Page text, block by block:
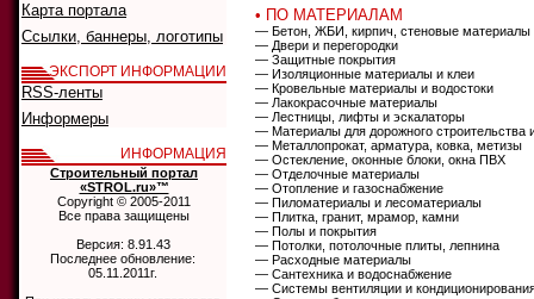
• ПО МАТЕРИАЛАМ
— Бетон, ЖБИ, кирпич, стеновые материалы
— Двери и перегородки
— Защитные покрытия
— Изоляционные материалы и клеи
— Кровельные материалы и водостоки
— Лакокрасочные материалы
— Лестницы, лифты и эскалаторы
— Материалы для дорожного строительства
— Металлопрокат, арматура, ковка, метизы
— Остекление, оконные блоки, окна ПВХ
— Отделочные материалы
— Отопление и газоснабжение
— Пиломатериалы и лесоматериалы
— Плитка, гранит, мрамор, камни
— Полы и покрытия
— Потолки, потолочные плиты, лепнина
— Расходные материалы
— Сантехника и водоснабжение
— Системы вентиляции и
Карта портала
Ссылки, баннеры, логотипы
ЭКСПОРТ ИНФОРМАЦИИ
RSS-ленты
Информеры
ИНФОРМАЦИЯ
Строительный портал
«STROL.ru»™
Copyright © 2005-2011
Все права защищены
Версия: 8.91.43
Последнее обновление:
05.11.2011г.